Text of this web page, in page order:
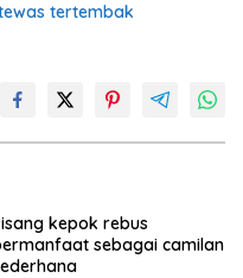
tertembak
kepok rebus
sebagai camilan